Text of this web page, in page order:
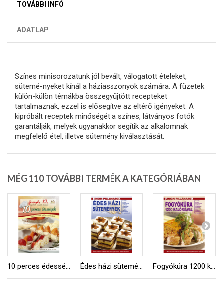
TOVÁBBI INFÓ
ADATLAP
Színes minisorozatunk jól bevált, válogatott ételeket,
sütemé-nyeket kínál a háziasszonyok számára. A füzetek
külön-külön témákba összegyűjtött recepteket
tartalmaznak, ezzel is elősegítve az eltérő igényeket. A
kipróbált receptek minőségét a színes, látványos fotók
garantálják, melyek ugyanakkor segítik az alkalomnak
megfelelő étel, illetve sütemény kiválasztását.
MÉG 110 TOVÁBBI TERMÉK A KATEGÓRIÁBAN
10 perces édességek Édes házi sütemények Fogyókúra 1200 kalóriával